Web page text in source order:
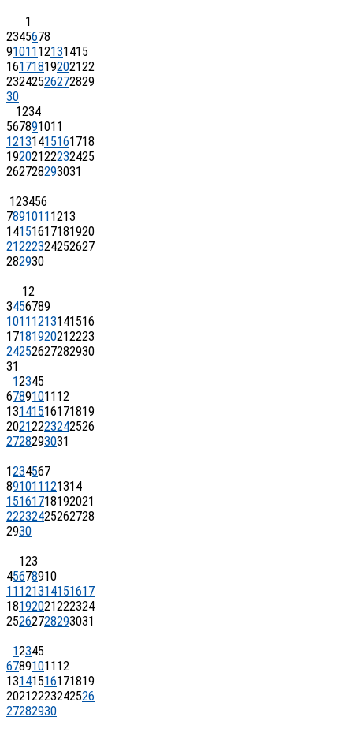
1
2345678
9101112131415
16171819202122
23242526272829
30
1234
567891011
12131415161718
19202122232425
262728293031
123456
78910111213
14151617181920
21222324252627
282930
12
3456789
10111213141516
17181920212223
24252627282930
31
12345
6789101112
13141516171819
20212223242526
2728293031
1234567
891011121314
15161718192021
22232425262728
2930
123
45678910
11121314151617
18192021222324
25262728293031
12345
6789101112
13141516171819
20212223242526
27282930